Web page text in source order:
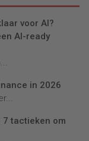
voor AI?
AI-ready
in 2026
7 tactieken om